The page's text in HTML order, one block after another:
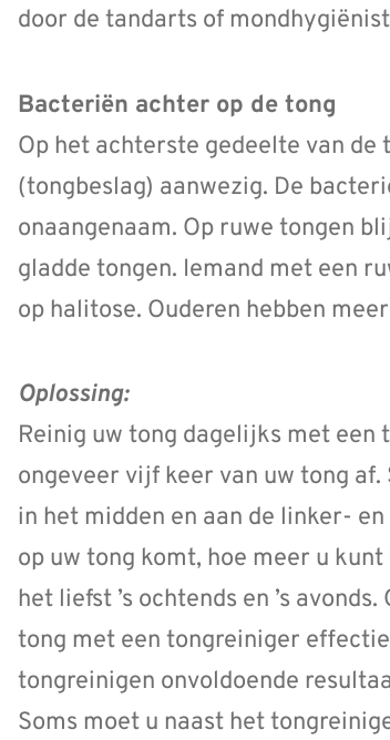
door de tandarts of
Bacteriën achter op de tong
Op het achterste gedeelte van
(tongbeslag) aanwezig. De
onaangenaam. Op ruwe tongen
gladde tongen. Iemand met een
op halitose. Ouderen hebben
Oplossing:
Reinig uw tong dagelijks met een
ongeveer vijf keer van uw tong
in het midden en aan de linker-
op uw tong komt, hoe meer u
het liefst ’s ochtends en ’s
tong met een tongreiniger
tongreinigen onvoldoende
Soms moet u naast het